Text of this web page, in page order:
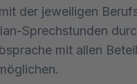
der jeweiligen
Sprechstunden
mit allen